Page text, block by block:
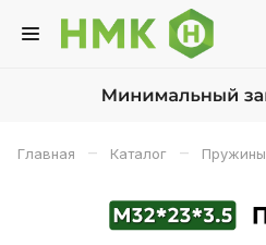
Главная – Каталог – Пружины